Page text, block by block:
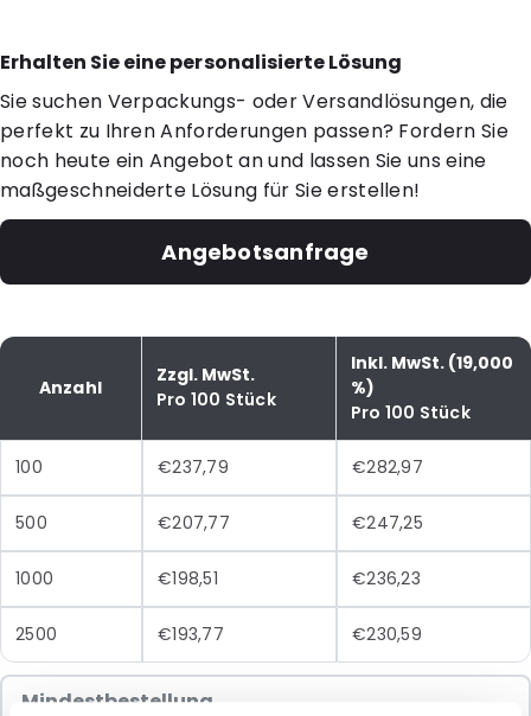
Erhalten Sie eine personalisierte Lösung
Sie suchen Verpackungs- oder Versandlösungen, die
perfekt zu Ihren Anforderungen passen? Fordern Sie
noch heute ein Angebot an und lassen Sie uns eine
maßgeschneiderte Lösung für Sie erstellen!
Angebotsanfrage
Anzahl
Zzgl. MwSt.
Pro 100 Stück
Inkl. MwSt. (19,000
%)
Pro 100 Stück
100 €237,79 €282,97
500 €207,77 €247,25
1000 €198,51 €236,23
2500 €193,77 €230,59
Mindestbestellung